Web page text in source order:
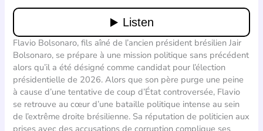
Flavio Bolsonaro, fils aîné de l’ancien président brésilien Jair
Bolsonaro, se prépare à une mission politique sans précédent
alors qu’il a été désigné comme candidat pour l’élection
présidentielle de 2026. Alors que son père purge une peine
à cause d’une tentative de coup d’État controversée, Flavio
se retrouve au cœur d’une bataille politique intense au sein
de l’extrême droite brésilienne. Sa réputation de politicien aux